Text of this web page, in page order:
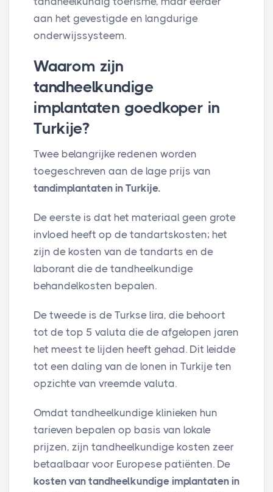
aan het gevestigde en langdurige
onderwijssysteem.
Waarom zijn
tandheelkundige
implantaten goedkoper in
Turkije?
Twee belangrijke redenen worden
toegeschreven aan de lage prijs van
tandimplantaten in Turkije.
De eerste is dat het materiaal geen grote
invloed heeft op de tandartskosten; het
zijn de kosten van de tandarts en de
laborant die de tandheelkundige
behandelkosten bepalen.
De tweede is de Turkse lira, die behoort
tot de top 5 valuta die de afgelopen jaren
het meest te lijden heeft gehad. Dit leidde
tot een daling van de lonen in Turkije ten
opzichte van vreemde valuta.
Omdat tandheelkundige klinieken hun
tarieven bepalen op basis van lokale
prijzen, zijn tandheelkundige kosten zeer
betaalbaar voor Europese patiënten. De
kosten van tandheelkundige implantaten in